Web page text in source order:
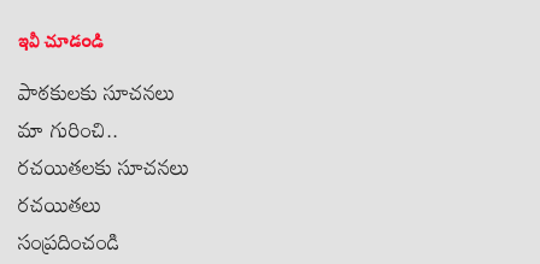
ఇవీ చూడండి
పాఠకులకు సూచనలు
మా గురించి..
రచయితలకు సూచనలు
రచయితలు
సంప్రదించండి